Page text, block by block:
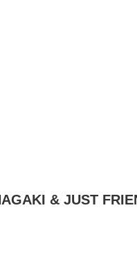
& JUST